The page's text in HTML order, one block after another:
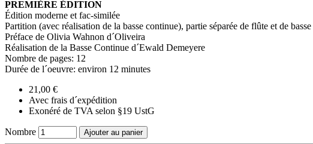
PREMIÈRE ÉDITION
Édition moderne et fac-similée
Partition (avec réalisation de la basse continue), partie séparée de flûte et de basse
Préface de Olivia Wahnon d´Oliveira
Réalisation de la Basse Continue d´Ewald Demeyere
Nombre de pages: 12
Durée de l´oeuvre: environ 12 minutes
21,00 €
Avec frais d´expédition
Exonéré de TVA selon §19 UstG
Nombre Ajouter au panier